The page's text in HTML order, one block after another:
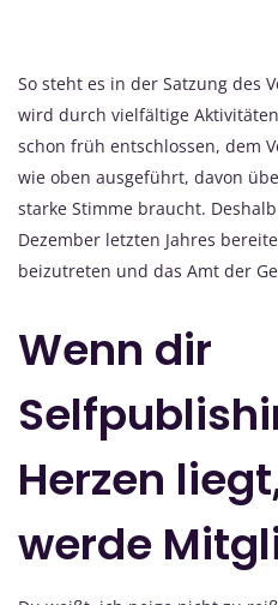
So steht es in der Satzung des
wird durch vielfältige
schon früh entschlossen, dem
wie oben ausgeführt, davon
starke Stimme braucht.
Dezember letzten Jahres
beizutreten und das Amt der
Wenn dir
Herzen
werde